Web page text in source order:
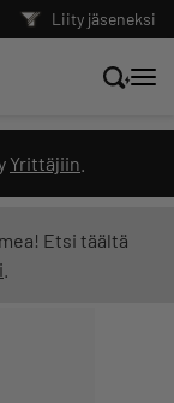
Liity jäseneksi
Yrittäjiin
Etsi täältä